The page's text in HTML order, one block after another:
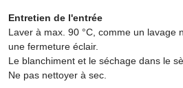
Entretien de l'entrée
Laver à max. 90 °C, comme un lavage
une fermeture éclair.
Le blanchiment et le séchage dans le
Ne pas nettoyer à sec.